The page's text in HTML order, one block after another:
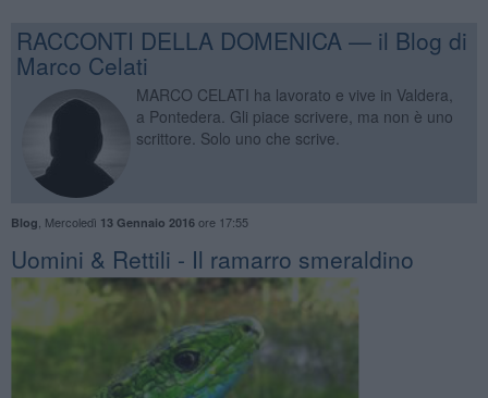
RACCONTI DELLA DOMENICA — il Blog di
Marco Celati
MARCO CELATI ha lavorato e vive in Valdera,
a Pontedera. Gli piace scrivere, ma non è uno
scrittore. Solo uno che scrive.
Blog Mercoledì 13 Gennaio 2016ore 17:55
Uomini & Rettili - Il ramarro smeraldino